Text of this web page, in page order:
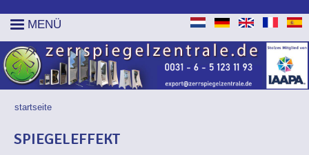
MENÜ
SIE SIND HIER
startseite
SPIEGELEFFEKT